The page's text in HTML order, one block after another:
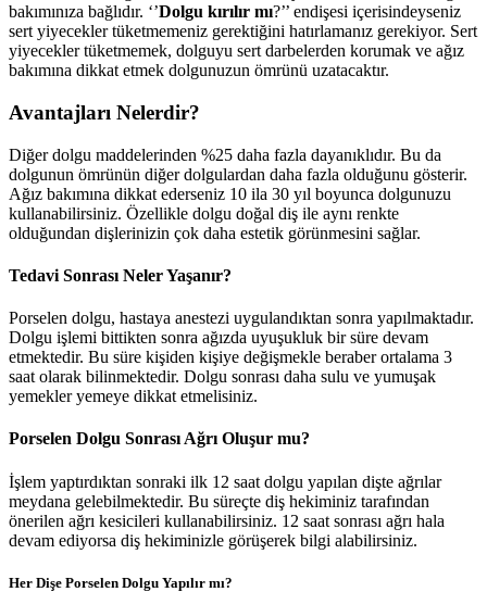
bakımınıza bağlıdır. ‘’Dolgu kırılır mı?’’ endişesi içerisindeyseniz
sert yiyecekler tüketmemeniz gerektiğini hatırlamanız gerekiyor. Sert
yiyecekler tüketmemek, dolguyu sert darbelerden korumak ve ağız
bakımına dikkat etmek dolgunuzun ömrünü uzatacaktır.
Avantajları Nelerdir?
Diğer dolgu maddelerinden %25 daha fazla dayanıklıdır. Bu da
dolgunun ömrünün diğer dolgulardan daha fazla olduğunu gösterir.
Ağız bakımına dikkat ederseniz 10 ila 30 yıl boyunca dolgunuzu
kullanabilirsiniz. Özellikle dolgu doğal diş ile aynı renkte
olduğundan dişlerinizin çok daha estetik görünmesini sağlar.
Tedavi Sonrası Neler Yaşanır?
Porselen dolgu, hastaya anestezi uygulandıktan sonra yapılmaktadır.
Dolgu işlemi bittikten sonra ağızda uyuşukluk bir süre devam
etmektedir. Bu süre kişiden kişiye değişmekle beraber ortalama 3
saat olarak bilinmektedir. Dolgu sonrası daha sulu ve yumuşak
yemekler yemeye dikkat etmelisiniz.
Porselen Dolgu Sonrası Ağrı Oluşur mu?
İşlem yaptırdıktan sonraki ilk 12 saat dolgu yapılan dişte ağrılar
meydana gelebilmektedir. Bu süreçte diş hekiminiz tarafından
önerilen ağrı kesicileri kullanabilirsiniz. 12 saat sonrası ağrı hala
devam ediyorsa diş hekiminizle görüşerek bilgi alabilirsiniz.
Her Dişe Porselen Dolgu Yapılır mı?